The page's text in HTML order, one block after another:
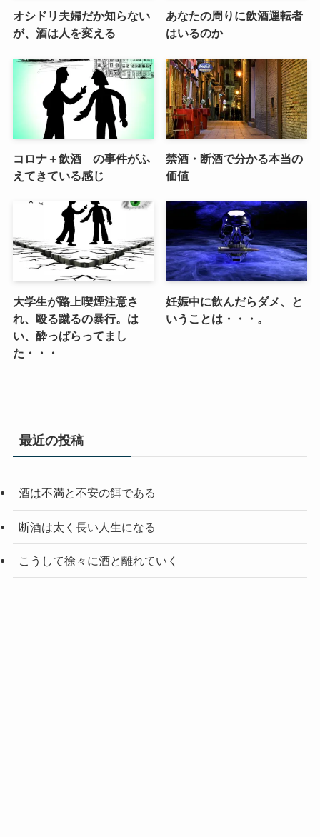
オシドリ夫婦だか知らない
が、酒は人を変える
あなたの周りに飲酒運転者
はいるのか
コロナ＋飲酒 の事件がふ
えてきている感じ
禁酒・断酒で分かる本当の
価値
大学生が路上喫煙注意さ
れ、殴る蹴るの暴行。は
い、酔っぱらってまし
た・・・
妊娠中に飲んだらダメ、と
いうことは・・・。
最近の投稿
酒は不満と不安の餌である
断酒は太く長い人生になる
こうして徐々に酒と離れていく